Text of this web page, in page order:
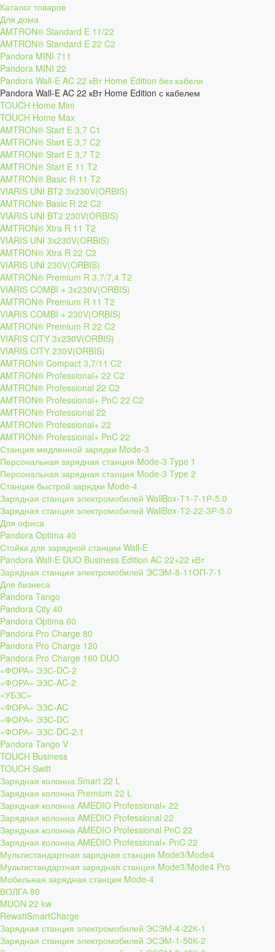
Каталог товаров
Для дома
AMTRON® Standard E 11/22
AMTRON® Standard E 22 C2
Pandora MINI 711
Pandora MINI 22
Pandora Wall-E AC 22 кВт Home Edition без кабеля
Pandora Wall-E AC 22 кВт Home Edition с кабелем
TOUCH Home Mini
TOUCH Home Max
AMTRON® Start E 3,7 C1
AMTRON® Start E 3,7 C2
AMTRON® Start E 3,7 T2
AMTRON® Start E 11 T2
AMTRON® Basic R 11 T2
VIARIS UNI BT2 3x230V(ORBIS)
AMTRON® Basic R 22 C2
VIARIS UNI BT2 230V(ORBIS)
AMTRON® Xtra R 11 T2
VIARIS UNI 3x230V(ORBIS)
AMTRON® Xtra R 22 C2
VIARIS UNI 230V(ORBIS)
AMTRON® Premium R 3,7/7,4 T2
VIARIS COMBI + 3x230V(ORBIS)
AMTRON® Premium R 11 T2
VIARIS COMBI + 230V(ORBIS)
AMTRON® Premium R 22 C2
VIARIS CITY 3x230V(ORBIS)
VIARIS CITY 230V(ORBIS)
AMTRON® Compact 3,7/11 C2
AMTRON® Professional+ 22 C2
AMTRON® Professional 22 C2
AMTRON® Professional+ PnC 22 C2
AMTRON® Professional 22
AMTRON® Professional+ 22
AMTRON® Professional+ PnC 22
Станция медленной зарядки Mode-3
Персональная зарядная станция Mode-3 Type 1
Персональная зарядная станция Mode-3 Type 2
Станция быстрой зарядки Mode-4
Зарядная станция электромобилей WallBox-Т1-7-1Р-5.0
Зарядная станция электромобилей WallBox-Т2-22-3Р-5.0
Для офиса
Pandora Optima 40
Стойка для зарядной станции Wall-E
Pandora Wall-E DUO Business Edition AC 22+22 кВт
Зарядная станция электромобилей ЭСЭМ-8-11ОП-7-1
Для бизнеса
Pandora Tango
Pandora City 40
Pandora Optima 60
Pandora Pro Charge 80
Pandora Pro Charge 120
Pandora Pro Charge 160 DUO
«ФОРА» ЭЗС-DC-2
«ФОРА» ЭЗС-AC-2
«УБЗС»
«ФОРА» ЭЗС-AC
«ФОРА» ЭЗС-DC
«ФОРА» ЭЗС-DC-2.1
Pandora Tango V
TOUCH Business
TOUCH Swift
Зарядная колонна Smart 22 L
Зарядная колонна Premium 22 L
Зарядная колонна AMEDIO Professional+ 22
Зарядная колонна AMEDIO Professional 22
Зарядная колонна AMEDIO Professional PnC 22
Зарядная колонна AMEDIO Professional+ PnC 22
Мультистандартная зарядная станция Mode3/Mode4
Мультистандартная зарядная станция Mode3/Mode4 Pro
Мобильная зарядная станция Mode-4
ВОЛГА 80
MUON 22 kw
RewattSmartCharge
Зарядная станция электромобилей ЭСЭМ-4-22К-1
Зарядная станция электромобилей ЭСЭМ-1-50К-2